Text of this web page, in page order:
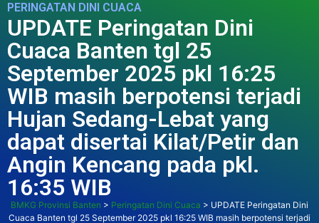
PERINGATAN DINI CUACA
UPDATE Peringatan Dini
Cuaca Banten tgl 25
September 2025 pkl 16:25
WIB masih berpotensi terjadi
Hujan Sedang-Lebat yang
dapat disertai Kilat/Petir dan
Angin Kencang pada pkl.
16:35 WIB
BMKG Provinsi Banten > Peringatan Dini Cuaca > UPDATE Peringatan Dini
Cuaca Banten tgl 25 September 2025 pkl 16:25 WIB masih berpotensi terjadi